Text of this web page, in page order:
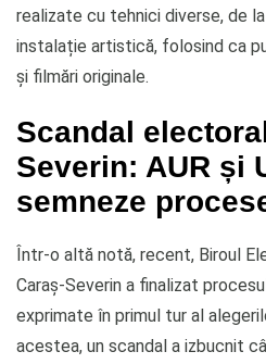
realizate cu tehnici diverse, de
instalație artistică, folosind ca
și filmări originale.
Scandal
Severin: AUR și
semneze
Într-o altă notă, recent, Biroul
Caraș-Severin a finalizat
exprimate în primul tur al
acestea, un scandal a izbucnit